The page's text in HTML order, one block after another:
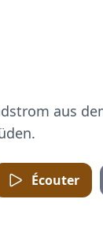
aus
Écouter